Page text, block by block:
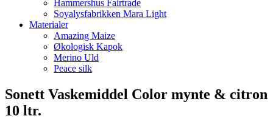
Hammershus Fairtrade
Soyalysfabrikken Mara Light
Materialer
Amazing Maize
Økologisk Kapok
Merino Uld
Peace silk
Sonett Vaskemiddel Color mynte & citron
10 ltr.